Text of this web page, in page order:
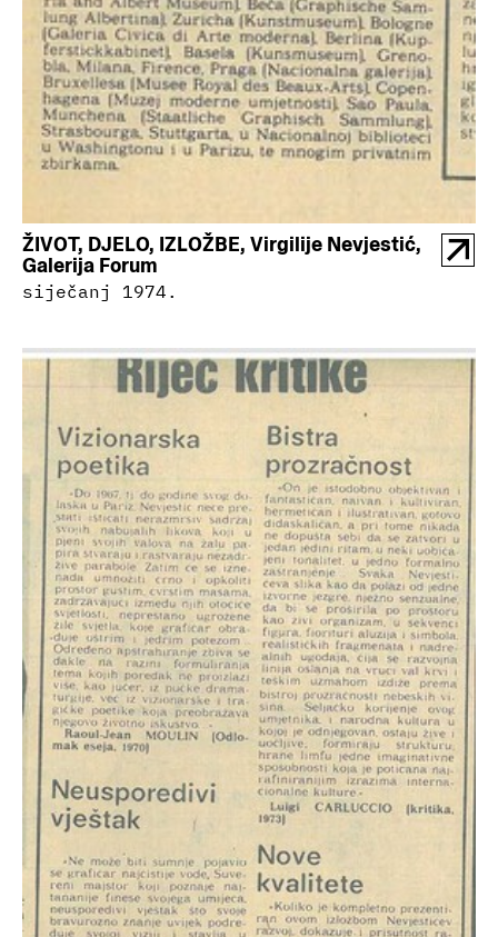
ŽIVOT, DJELO, IZLOŽBE, Virgilije Nevjestić,
Galerija Forum
siječanj 1974.